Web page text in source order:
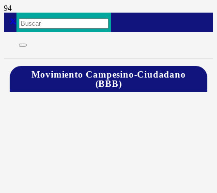
Movimiento Campesino-Ciudadano
(BBB)